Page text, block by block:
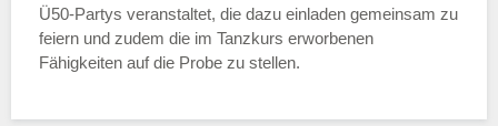
Ü50-Partys veranstaltet, die dazu einladen gemeinsam zu
feiern und zudem die im Tanzkurs erworbenen
Fähigkeiten auf die Probe zu stellen.